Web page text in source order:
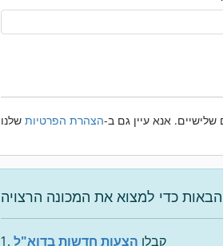
אנא עיין גם ב-הצהרת הפרטיות
קבלו הצעות חדשות בדוא"ל